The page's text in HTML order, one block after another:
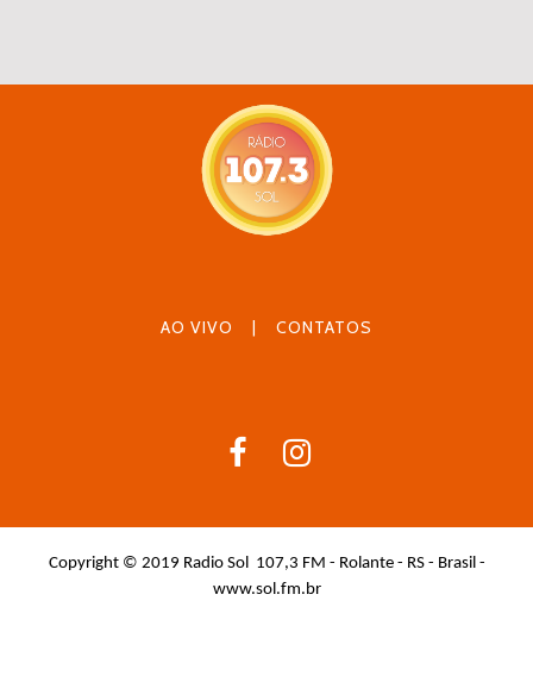
AO VIVO CONTATOS
Copyright © 2019 Radio Sol 107,3 FM - Rolante - RS - Brasil -
www.sol.fm.br